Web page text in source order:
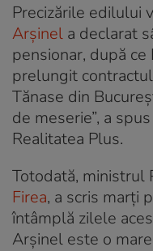
Precizările edilului
Arșinel a declarat
pensionar, după
prelungit
Tănase din
de meserie”, a
Realitatea Plus.
Totodată, ministrul
Firea, a scris marți
întâmplă zilele
Arșinel este o